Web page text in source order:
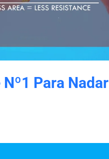
Para Nadar